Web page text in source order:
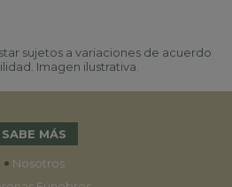
sujetos a variaciones de acuerdo
Imagen ilustrativa.
SABE MÁS
• Nosotros